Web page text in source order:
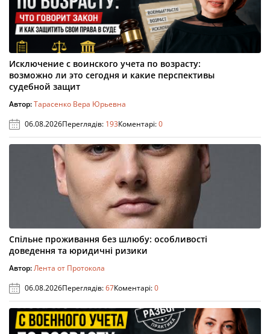
Исключение с воинского учета по возрасту:
возможно ли это сегодня и какие перспективы
судебной защит
Автор:Тарасенко Вера Юрьевна
06.08.2026Переглядів: 193Коментарі:0
Спільне проживання без шлюбу: особливості
доведення та юридичні ризики
Автор:Лента от Протокола
06.08.2026Переглядів:67Коментарі:0